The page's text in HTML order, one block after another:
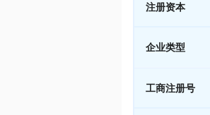
注册资本
企业类型
工商注册号